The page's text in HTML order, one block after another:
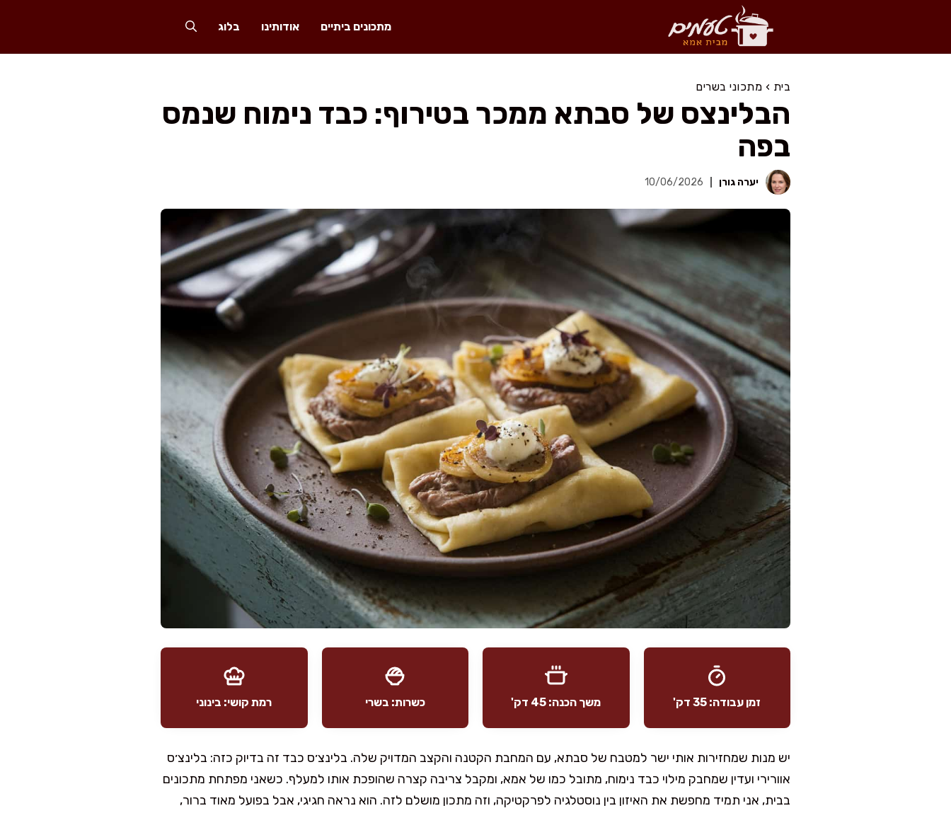
מתכונים ביתיים אודותינו בלוג
בית › מתכוני בשרים
הבלינצס של סבתא ממכר בטירוף: כבד נימוח שנמס
בפה
יערה גורן 10/06/2026
זמן עבודה: 35 דק' משך הכנה: 45 דק' כשרות: בשרי רמת קושי: בינוני
יש מנות שמחזירות אותי ישר למטבח של סבתא, עם המחבת הקטנה והקצב המדויק שלה. בלינצ׳ס כבד זה בדיוק כזה: בלינצ׳ס
אוורירי ועדין שמחבק מילוי כבד נימוח, מתובל כמו של אמא, ומקבל צריבה קצרה שהופכת אותו למעלף. כשאני מפתחת מתכונים
בבית, אני תמיד מחפשת את האיזון בין נוסטלגיה לפרקטיקה, וזה מתכון מושלם לזה. הוא נראה חגיגי, אבל בפועל מאוד ברור,